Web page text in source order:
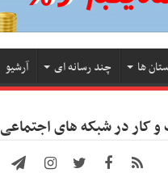
ها چند رسانه ای آرشیو
کار در شبکه های اجتماعی